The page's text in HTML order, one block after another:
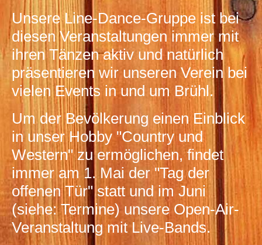
Unsere Line-Dance-Gruppe ist bei
diesen Veranstaltungen immer mit
ihren Tänzen aktiv und natürlich
präsentieren wir unseren Verein bei
vielen Events in und um Brühl.
Um der Bevölkerung einen Einblick
in unser Hobby "Country und
Western" zu ermöglichen, findet
immer am 1. Mai der "Tag der
offenen Tür" statt und im Juni
(siehe: Termine) unsere Open-Air-
Veranstaltung mit Live-Bands.